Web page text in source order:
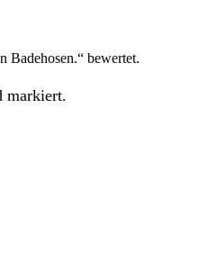
Badehosen.“ bewertet.
markiert.